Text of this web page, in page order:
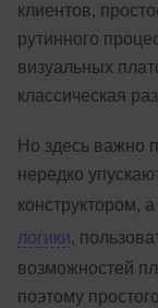
клиентов,
рутинного
визуальных
классическая
Но здесь важно
нередко
конструктором,
логики,
возможностей
поэтому